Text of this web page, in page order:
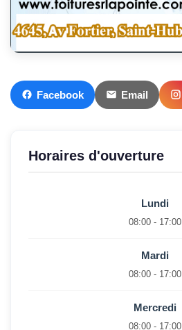
Facebook Email
Horaires d'ouverture
Lundi
08:00 - 17:00
Mardi
08:00 - 17:00
Mercredi
08:00 - 17:00